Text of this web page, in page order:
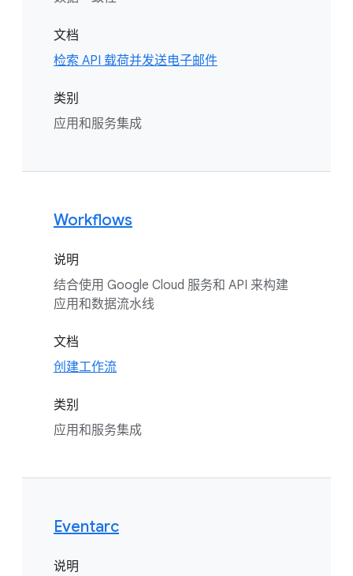
文档
检索 API 载荷并发送电子邮件
类别
应用和服务集成
Workflows
说明
结合使用 Google Cloud 服务和 API 来构建
应用和数据流水线
文档
创建工作流
类别
应用和服务集成
Eventarc
说明